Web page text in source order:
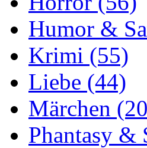
Humor &
Krimi (55)
Liebe (44)
Märchen
Phantasy &